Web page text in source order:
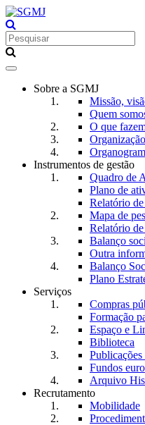
Toggle
navigationSobre a SGMJ
Missão,
Quem
O que
Organização
Instrumentos de gestão
Quadro de
Plano de
Relatório
Mapa de
Relatório
Balanço
Outra
Balanço
Plano
Serviços
Compras
Formação
Espaço e
Biblioteca
Fundos
Arquivo
Recrutamento
Mobilidade